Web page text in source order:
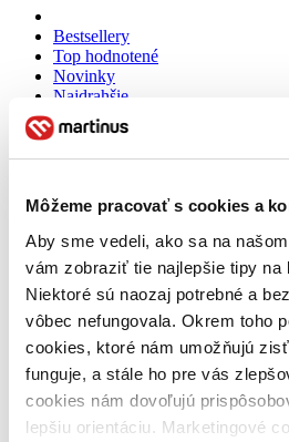
Môžeme pracovať s cookies a
Aby sme vedeli, ako sa na
vám zobraziť tie najlepšie tipy na
Niektoré sú naozaj potrebné a
vôbec nefungovala. Okrem toho
cookies, ktoré nám umožňujú
funguje, a stále ho pre vás
cookies nám dovoľujú
lepšiu orientáciu. Marketingové
Bestsellery
Top hodnotené
Novinky
Najdrahšie
Najlacnejšie
Najvyššia zľava
Zrušiť filtre
Autor Daniel Sugerman